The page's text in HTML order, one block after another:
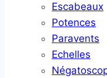
Escabeaux
Potences
Paravents
Echelles